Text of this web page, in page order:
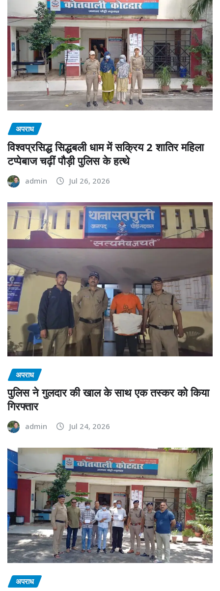
अपराध
विश्वप्रसिद्ध सिद्धबली धाम में सक्रिय 2 शातिर महिला
टप्पेबाज चढ़ीं पौड़ी पुलिस के हत्थे
admin Jul 26, 2026
अपराध
पुलिस ने गुलदार की खाल के साथ एक तस्कर को किया
गिरफ्तार
admin Jul 24, 2026
अपराध